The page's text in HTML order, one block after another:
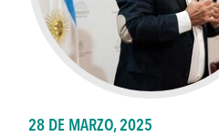
28 DE MARZO, 2025